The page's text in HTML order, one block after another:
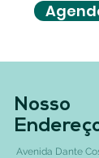
Nosso
Avenida Dante